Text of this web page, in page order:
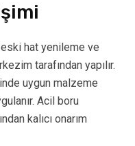
eski hat yenileme ve
tarafından yapılır.
uygun malzeme
Acil boru
kalıcı onarım